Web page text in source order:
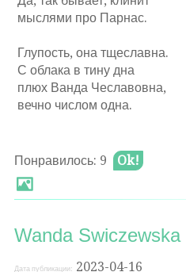
мыслями про Парнас.
Глупость, она тщеславна.
С облака в тину дна
плюх Ванда Чеславовна,
вечно числом одна.­
Понравилось: 9 Ok!
Wanda Swiczewska
Дата публикации: 2023-04-16